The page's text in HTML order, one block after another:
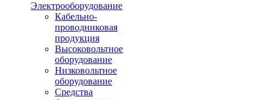
Электрооборудование
Кабельно-
проводниковая
продукция
Высоковольтное
оборудование
Низковольтное
оборудование
Средства